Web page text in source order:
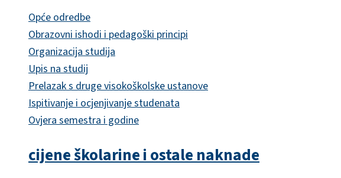
Opće odredbe
Obrazovni ishodi i pedagoški principi
Organizacija studija
Upis na studij
Prelazak s druge visokoškolske ustanove
Ispitivanje i ocjenjivanje studenata
Ovjera semestra i godine
cijene školarine i ostale naknade